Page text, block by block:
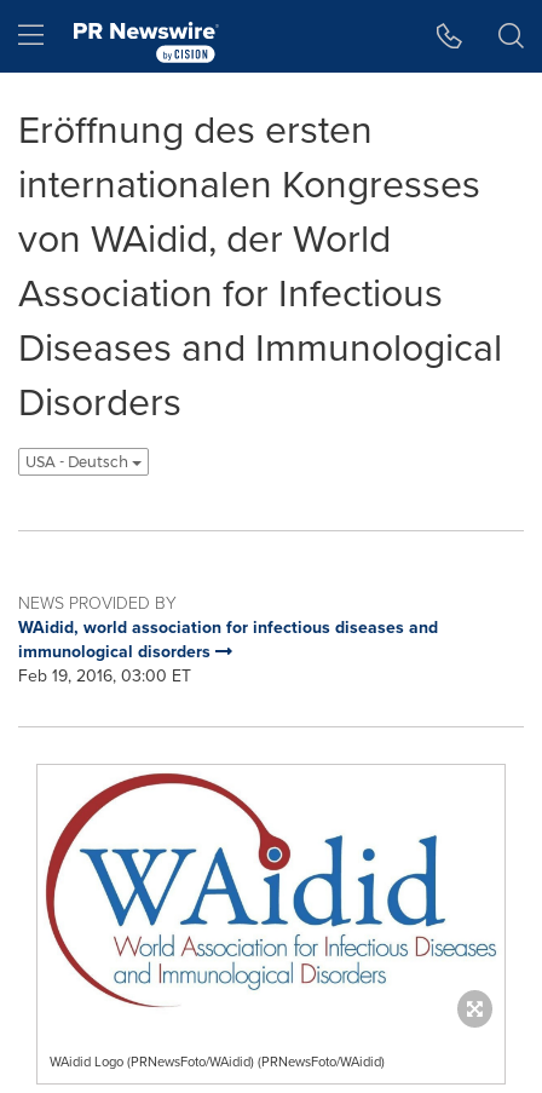
Hamburger menu
Eröffnung des ersten
internationalen Kongresses
von WAidid, der World
Association for Infectious
Diseases and Immunological
Disorders
USA - Deutsch
NEWS PROVIDED BY
WAidid, world association for infectious diseases and
immunological disorders
Feb 19, 2016, 03:00 ET
WAidid Logo (PRNewsFoto/WAidid) (PRNewsFoto/WAidid)